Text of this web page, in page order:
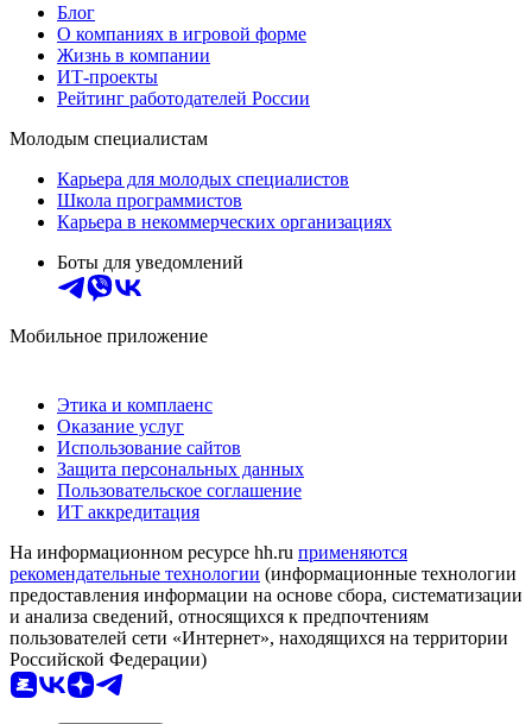
Блог
О компаниях в игровой форме
Жизнь в компании
ИТ-проекты
Рейтинг работодателей России
Молодым специалистам
Карьера для молодых специалистов
Школа программистов
Карьера в некоммерческих организациях
Боты для уведомлений
Мобильное приложение
Этика и комплаенс
Оказание услуг
Использование сайтов
Защита персональных данных
Пользовательское соглашение
ИТ аккредитация
На информационном ресурсе hh.ru применяются
рекомендательные технологии (информационные технологии
предоставления информации на основе сбора, систематизации
и анализа сведений, относящихся к предпочтениям
пользователей сети «Интернет», находящихся на территории
Российской Федерации)